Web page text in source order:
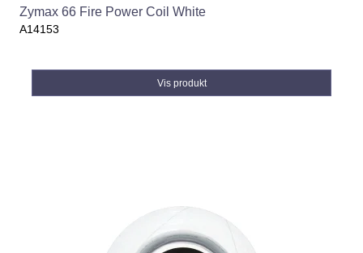
Zymax 66 Fire Power Coil White
A14153
Vis produkt